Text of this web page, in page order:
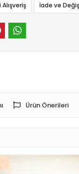
İade ve
Ürün Önerileri